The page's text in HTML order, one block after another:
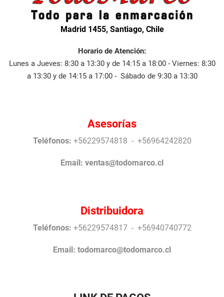
Madrid 1455, Santiago, Chile
Horario de Atención:
Lunes a Jueves: 8:30 a 13:30 y de 14:15 a 18:00 - Viernes: 8:30
a 13:30 y de 14:15 a 17:00 - Sábado de 9:30 a 13:30
Asesorías
Teléfonos: +56229574818 - +56964242820
Email: ventas@todomarco.cl
Distribuidora
Teléfonos: +56229574817 - +56940740772
Email: todomarco@todomarco.cl